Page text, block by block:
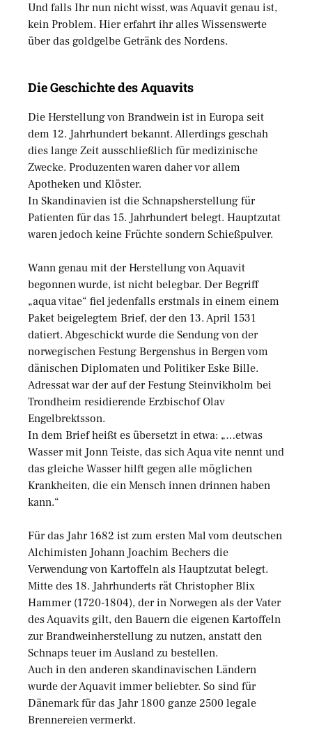
Und falls Ihr nun nicht wisst, was Aquavit genau ist,
kein Problem. Hier erfahrt ihr alles Wissenswerte
über das goldgelbe Getränk des Nordens.
Die Geschichte des Aquavits
Die Herstellung von Brandwein ist in Europa seit
dem 12. Jahrhundert bekannt. Allerdings geschah
dies lange Zeit ausschließlich für medizinische
Zwecke. Produzenten waren daher vor allem
Apotheken und Klöster.
In Skandinavien ist die Schnapsherstellung für
Patienten für das 15. Jahrhundert belegt. Hauptzutat
waren jedoch keine Früchte sondern Schießpulver.
Wann genau mit der Herstellung von Aquavit
begonnen wurde, ist nicht belegbar. Der Begriff
„aqua vitae“ fiel jedenfalls erstmals in einem einem
Paket beigelegtem Brief, der den 13. April 1531
datiert. Abgeschickt wurde die Sendung von der
norwegischen Festung Bergenshus in Bergen vom
dänischen Diplomaten und Politiker Eske Bille.
Adressat war der auf der Festung Steinvikholm bei
Trondheim residierende Erzbischof Olav
Engelbrektsson.
In dem Brief heißt es übersetzt in etwa: „…etwas
Wasser mit Jonn Teiste, das sich Aqua vite nennt und
das gleiche Wasser hilft gegen alle möglichen
Krankheiten, die ein Mensch innen drinnen haben
kann.“
Für das Jahr 1682 ist zum ersten Mal vom deutschen
Alchimisten Johann Joachim Bechers die
Verwendung von Kartoffeln als Hauptzutat belegt.
Mitte des 18. Jahrhunderts rät Christopher Blix
Hammer (1720-1804), der in Norwegen als der Vater
des Aquavits gilt, den Bauern die eigenen Kartoffeln
zur Brandweinherstellung zu nutzen, anstatt den
Schnaps teuer im Ausland zu bestellen.
Auch in den anderen skandinavischen Ländern
wurde der Aquavit immer beliebter. So sind für
Dänemark für das Jahr 1800 ganze 2500 legale
Brennereien vermerkt.